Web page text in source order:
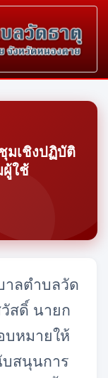
มเชิงปฏิบัติ
ใช้
าลตำบลวัด
สดิ์ นายก
บหมายให้
บสนุนการ